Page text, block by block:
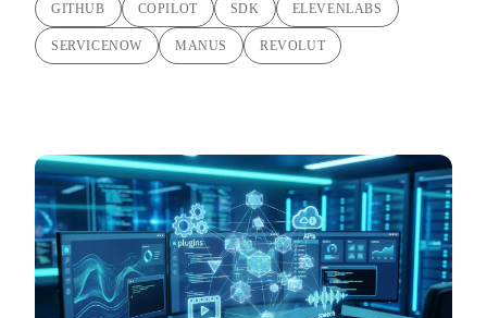
GITHUB COPILOT SDK ELEVENLABS
SERVICENOW MANUS REVOLUT